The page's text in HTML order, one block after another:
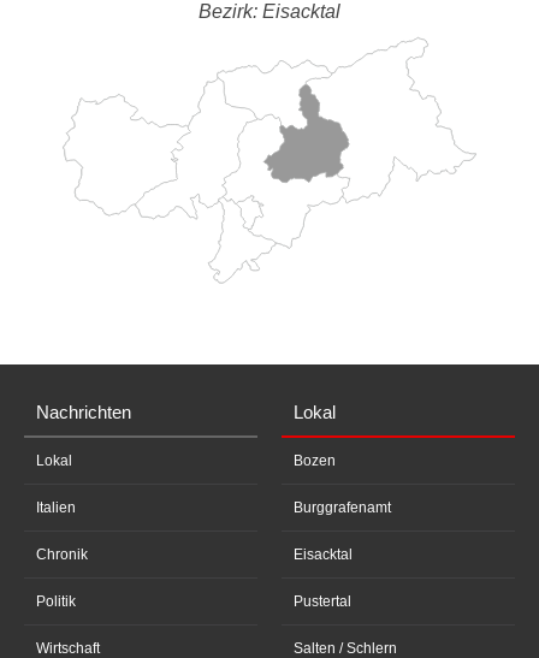
Bezirk: Eisacktal
Nachrichten
Lokal
Italien
Chronik
Politik
Wirtschaft
Lokal
Bozen
Burggrafenamt
Eisacktal
Pustertal
Salten / Schlern